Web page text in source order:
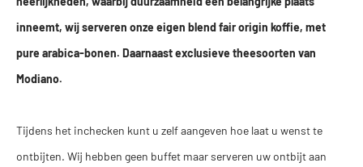
inneemt, wij serveren onze eigen blend fair origin koffie, met
pure arabica-bonen. Daarnaast exclusieve theesoorten van
Modiano.
Tijdens het inchecken kunt u zelf aangeven hoe laat u wenst te
ontbijten. Wij hebben geen buffet maar serveren uw ontbijt aan